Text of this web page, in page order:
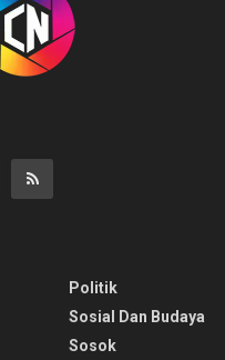
Politik
Sosial Dan Budaya
Sosok